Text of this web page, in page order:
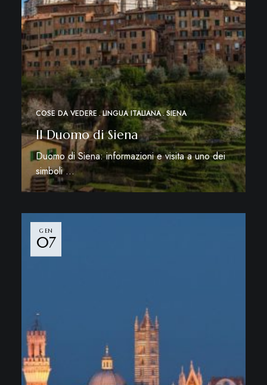
COSE DA VEDERE LINGUA ITALIANA SIENA
Il Duomo di Siena
Duomo di Siena: informazioni e visita a uno dei
simboli …
Leggi di più
GEN
07